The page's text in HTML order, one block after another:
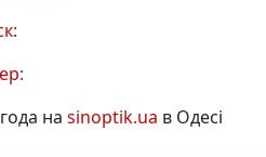
на sinoptik.ua в Одесі